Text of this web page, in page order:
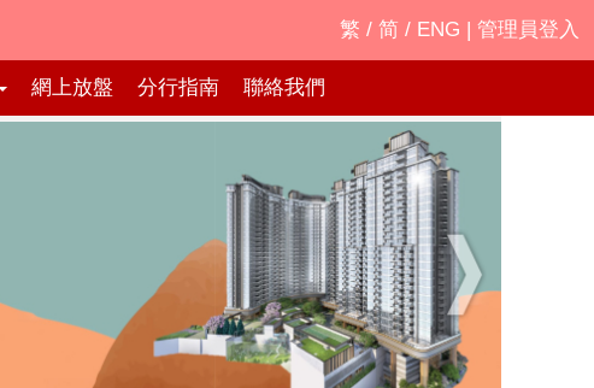
繁 / 简 / ENG | 管理員登入
網上放盤 分行指南 聯絡我們